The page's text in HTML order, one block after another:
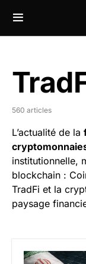
560 articles
L’actualité de la
institutionnelle,
blockchain :
TradFi et la
paysage
Ormuz :